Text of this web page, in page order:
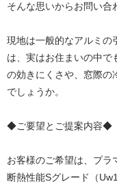
そんな思いからお問い合
現地は一般的なアルミの
は、実はお住まいの中で
の効きにくさや、窓際の
でしょうか。
◆ご要望とご提案内容◆
お客様のご希望は、プラ
断熱性能Sグレード（